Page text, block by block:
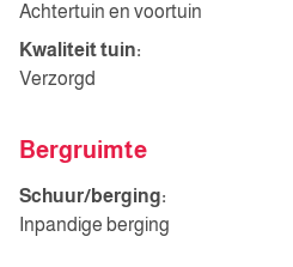
Achtertuin en voortuin
Kwaliteit tuin:
Verzorgd
Bergruimte
Schuur/berging:
Inpandige berging